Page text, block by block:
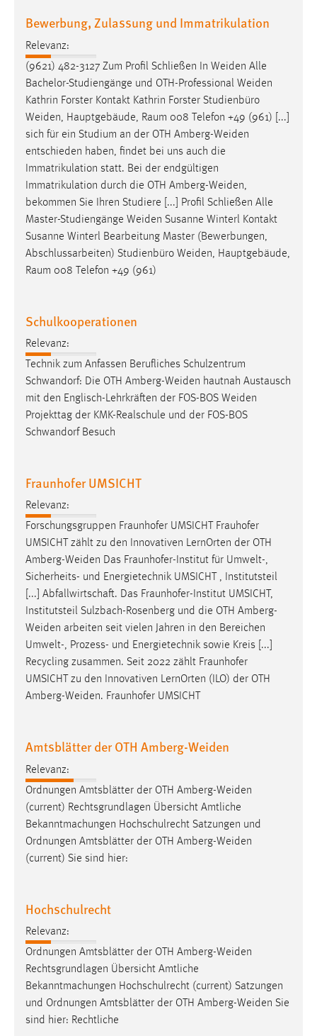
Bewerbung, Zulassung und Immatrikulation
Relevanz:
(9621) 482-3127 Zum Profil Schließen In Weiden Alle
Bachelor-Studiengänge und OTH-Professional Weiden
Kathrin Forster Kontakt Kathrin Forster Studienbüro
Weiden, Hauptgebäude, Raum 008 Telefon +49 (961) [...]
sich für ein Studium an der OTH Amberg-Weiden
entschieden haben, findet bei uns auch die
Immatrikulation statt. Bei der endgültigen
Immatrikulation durch die OTH Amberg-Weiden,
bekommen Sie Ihren Studiere [...] Profil Schließen Alle
Master-Studiengänge Weiden Susanne Winterl Kontakt
Susanne Winterl Bearbeitung Master (Bewerbungen,
Abschlussarbeiten) Studienbüro Weiden, Hauptgebäude,
Raum 008 Telefon +49 (961)
Schulkooperationen
Relevanz:
Technik zum Anfassen Berufliches Schulzentrum
Schwandorf: Die OTH Amberg-Weiden hautnah Austausch
mit den Englisch-Lehrkräften der FOS-BOS Weiden
Projekttag der KMK-Realschule und der FOS-BOS
Schwandorf Besuch
Fraunhofer UMSICHT
Relevanz:
Forschungsgruppen Fraunhofer UMSICHT Frauhofer
UMSICHT zählt zu den Innovativen LernOrten der OTH
Amberg-Weiden Das Fraunhofer-Institut für Umwelt-,
Sicherheits- und Energietechnik UMSICHT , Institutsteil
[...] Abfallwirtschaft. Das Fraunhofer-Institut UMSICHT,
Institutsteil Sulzbach-Rosenberg und die OTH Amberg-
Weiden arbeiten seit vielen Jahren in den Bereichen
Umwelt-, Prozess- und Energietechnik sowie Kreis [...]
Recycling zusammen. Seit 2022 zählt Fraunhofer
UMSICHT zu den Innovativen LernOrten (ILO) der OTH
Amberg-Weiden. Fraunhofer UMSICHT
Amtsblätter der OTH Amberg-Weiden
Relevanz:
Ordnungen Amtsblätter der OTH Amberg-Weiden
(current) Rechtsgrundlagen Übersicht Amtliche
Bekanntmachungen Hochschulrecht Satzungen und
Ordnungen Amtsblätter der OTH Amberg-Weiden
(current) Sie sind hier:
Hochschulrecht
Relevanz:
Ordnungen Amtsblätter der OTH Amberg-Weiden
Rechtsgrundlagen Übersicht Amtliche
Bekanntmachungen Hochschulrecht (current) Satzungen
und Ordnungen Amtsblätter der OTH Amberg-Weiden Sie
sind hier: Rechtliche